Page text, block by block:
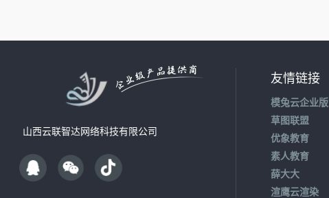
山西云联智达网络科技有限公司
友情链接
模兔云企业版
草图联盟
优象教育
素人教育
薛大大
渲鹰云渲染